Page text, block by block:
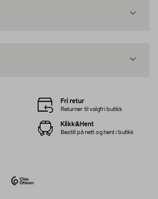
Fri retur
Returner til valgfri butikk
Klikk&Hent
Bestill på nett og hent i butikk